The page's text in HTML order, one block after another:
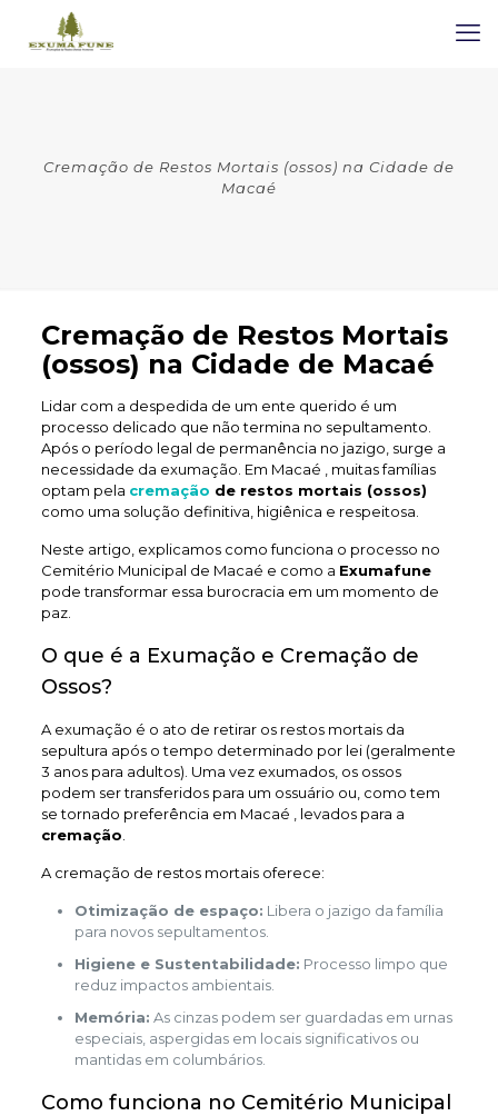
Cremação de Restos Mortais (ossos) na Cidade de
Macaé
Cremação de Restos Mortais
(ossos) na Cidade de Macaé
Lidar com a despedida de um ente querido é um
processo delicado que não termina no sepultamento.
Após o período legal de permanência no jazigo, surge a
necessidade da exumação. Em Macaé , muitas famílias
optam pela cremação de restos mortais (ossos)
como uma solução definitiva, higiênica e respeitosa.
Neste artigo, explicamos como funciona o processo no
Cemitério Municipal de Macaé e como a Exumafune
pode transformar essa burocracia em um momento de
paz.
O que é a Exumação e Cremação de
Ossos?
A exumação é o ato de retirar os restos mortais da
sepultura após o tempo determinado por lei (geralmente
3 anos para adultos). Uma vez exumados, os ossos
podem ser transferidos para um ossuário ou, como tem
se tornado preferência em Macaé , levados para a
cremação
A cremação de restos mortais oferece:
Otimização de espaço: Libera o jazigo da família
para novos sepultamentos.
Higiene e Sustentabilidade: Processo limpo que
reduz impactos ambientais.
Memória: As cinzas podem ser guardadas em urnas
especiais, aspergidas em locais significativos ou
mantidas em columbários.
Como funciona no Cemitério Municipal